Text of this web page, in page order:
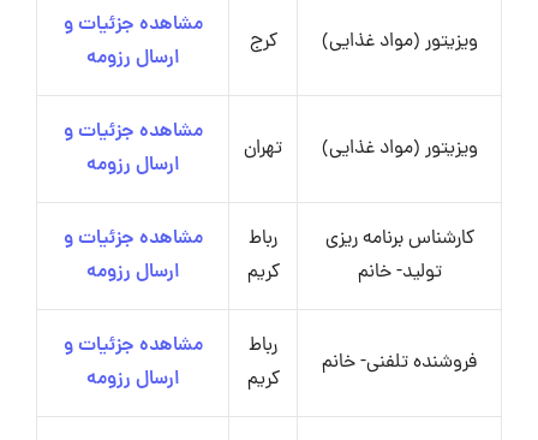
ویزیتور (مواد غذایی) کرج
مشاهده جزئیات و
ارسال رزومه
ویزیتور (مواد غذایی) تهران
مشاهده جزئیات و
ارسال رزومه
کارشناس برنامه ریزی
تولید- خانم
رباط
کریم
مشاهده جزئیات و
ارسال رزومه
فروشنده تلفنی- خانم
رباط
کریم
مشاهده جزئیات و
ارسال رزومه